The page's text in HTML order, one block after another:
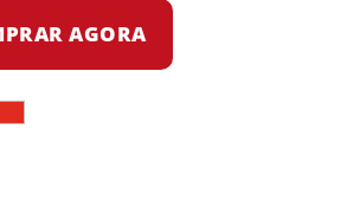
AGORA